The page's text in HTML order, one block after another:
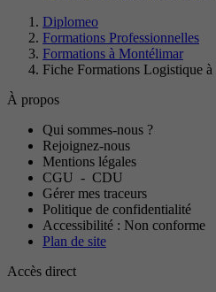
Diplomeo
Formations Professionnelles
Formations à Montélimar
Fiche Formations Logistique
À propos
Qui sommes-nous ?
Rejoignez-nous
Mentions légales
CGU - CDU
Gérer mes traceurs
Politique de confidentialité
Accessibilité : Non conforme
Plan de site
Accès direct